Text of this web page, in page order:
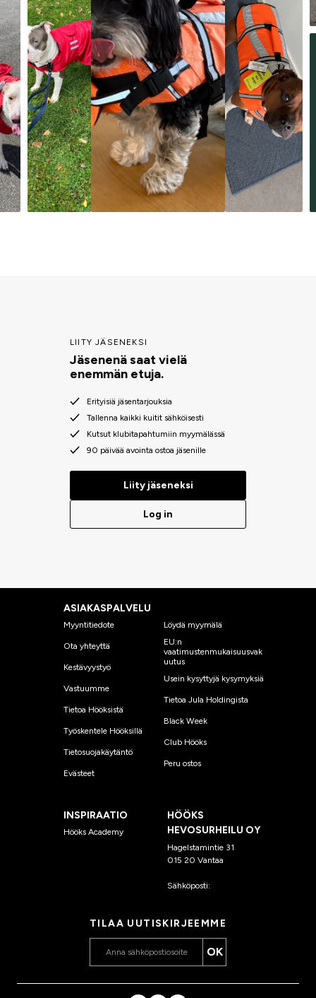
LIITY JÄSENEKSI
Jäsenenä saat vielä
enemmän etuja.
Erityisiä jäsentarjouksia
Tallenna kaikki kuitit sähköisesti
Kutsut klubitapahtumiin myymälässä
90 päivää avointa ostoa jäsenille
Liity jäseneksi
Log in
ASIAKASPALVELU
Myyntitiedote
Ota yhteyttä
Kestävyystyö
Vastuumme
Tietoa Hööksistä
Työskentele Hööksillä
Tietosuojakäytäntö
Evästeet
Löydä myymälä
EU:n
vaatimustenmukaisuusvak
uutus
Usein kysyttyjä kysymyksiä
Tietoa Jula Holdingista
Black Week
Club Hööks
Peru ostos
INSPIRAATIO
Hööks Academy
HÖÖKS
HEVOSURHEILU OY
Hagelstamintie 31
015 20 Vantaa
Sähköposti:
TILAA UUTISKIRJEEMME
OK